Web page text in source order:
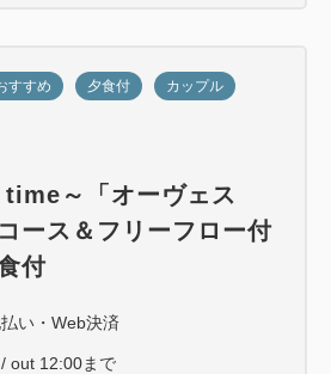
すすめ 夕食付 カップル
～「オーヴェス
ース＆フリーフロー付
付
い・Web決済
out 12:00まで